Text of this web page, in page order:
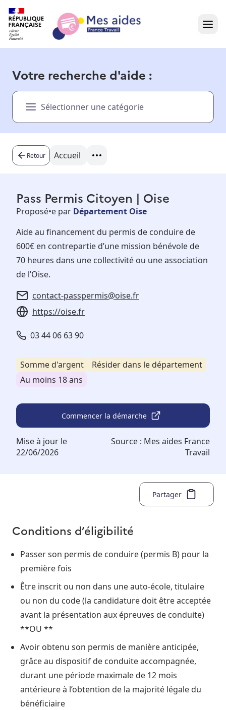
Présentation vidéo
Besoin d'aide ?
Votre recherche d'aide :
Sélectionner une catégorie
Retour Accueil
Pass Permis Citoyen | Oise
Proposé•e par Département Oise
Aide au financement du permis de conduire de
600€ en contrepartie d’une mission bénévole de
70 heures dans une collectivité ou une association
de l’Oise.
contact-passpermis@oise.fr
https://oise.fr
03 44 06 63 90
Somme d'argent
Résider dans le département
Au moins 18 ans
Commencer la démarche
Mise à jour le
22/06/2026
Source : Mes aides France
Travail
Partager
Conditions d’éligibilité
Passer son permis de conduire (permis B) pour la
première fois
Être inscrit ou non dans une auto-école, titulaire
ou non du code (la candidature doit être acceptée
avant la présentation aux épreuves de conduite)
**OU **
Avoir obtenu son permis de manière anticipée,
grâce au dispositif de conduite accompagnée,
durant une période maximale de 12 mois
antérieure à l’obtention de la majorité légale du
bénéficiaire